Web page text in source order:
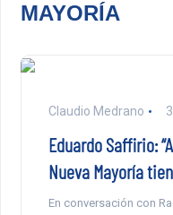
MAYORÍA
Claudio Medrano
Eduardo Saffirio:
Nueva Mayoría
En conversación con